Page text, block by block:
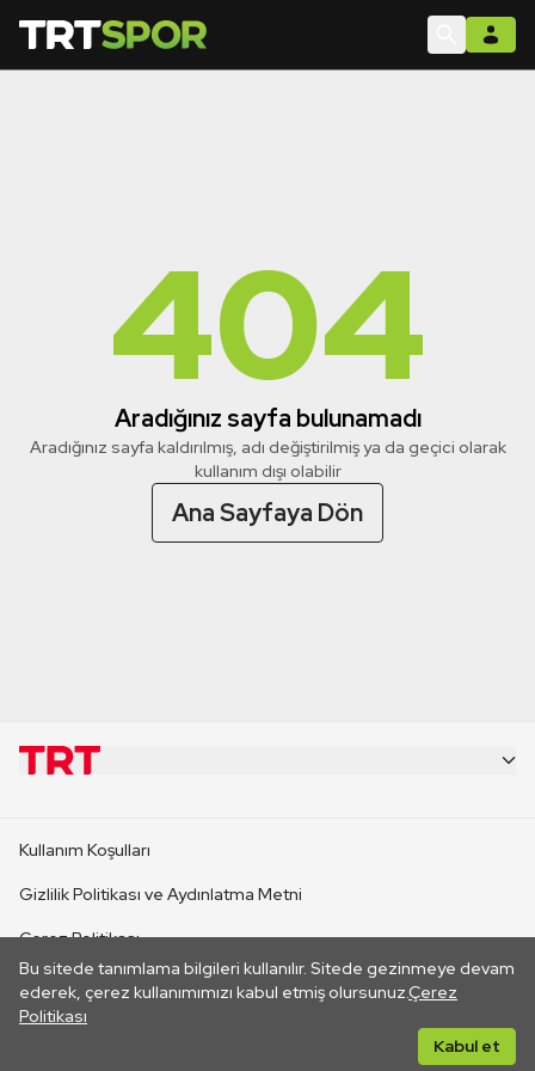
404
Aradığınız sayfa bulunamadı
Aradığınız sayfa kaldırılmış, adı değiştirilmiş ya da geçici olarak
kullanım dışı olabilir
Ana Sayfaya Dön
Bu sitede tanımlama bilgileri kullanılır. Sitede gezinmeye devam
ederek, çerez kullanımımızı kabul etmiş olursunuz.Çerez
Politikası
Kabul et
CANLI YAYINLAR
Kullanım Koşulları
Gizlilik Politikası ve Aydınlatma Metni
Çerez Politikası
İletişim
Her hakkı saklıdır. ©2026 TRT. Bağlantı yoluyla gidilen dış